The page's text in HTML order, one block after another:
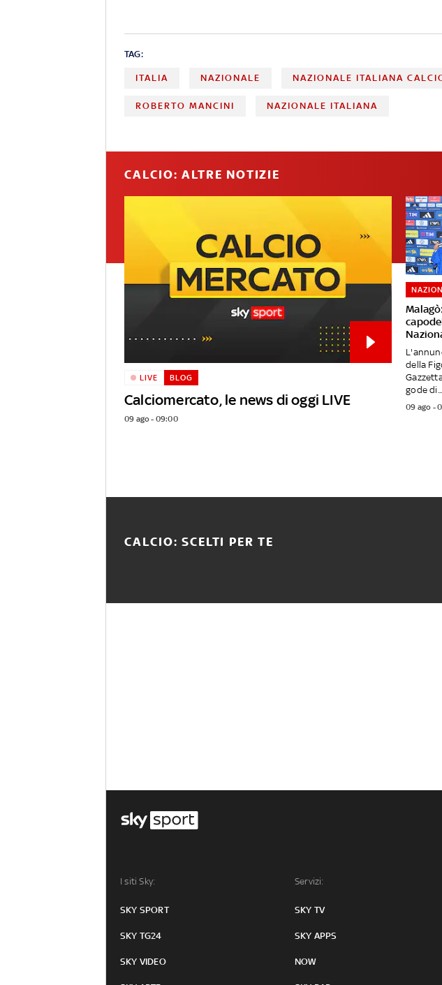
TAG:
ITALIA NAZIONALE NAZIONALE ITALIANA
ROBERTO MANCINI NAZIONALE ITALIANA
CALCIO: ALTRE NOTIZIE
Calciomercato, le news di oggi LIVE
LIVE BLOG
09 ago - 09:00
della
gode di...
09 ago -
CALCIO: SCELTI PER TE
I siti Sky:
SKY SPORT
SKY TG24
SKY VIDEO
Servizi:
SKY TV
SKY APPS
NOW